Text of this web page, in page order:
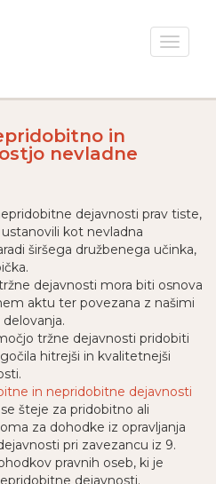
Toggle
in
nevladne
dejavnosti prav tiste,
kot nevladna
širšega družbenega učinka,
dejavnosti mora biti osnova
aktu ter povezana z našimi
tržne dejavnosti pridobiti
hitrejši in kvalitetnejši
in nepridobitne dejavnosti
šteje za pridobitno ali
za dohodke iz opravljanja
pri zavezancu iz 9.
pravnih oseb, ki je
dejavnosti.